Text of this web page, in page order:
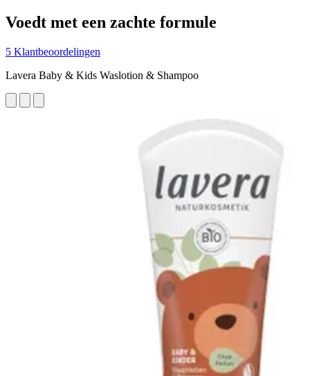
Voedt met een zachte formule
5 Klantbeoordelingen
Lavera Baby & Kids Waslotion & Shampoo